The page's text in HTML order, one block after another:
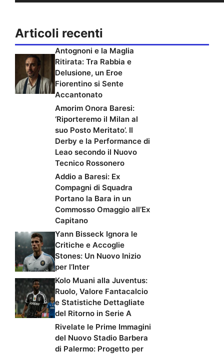
Articoli recenti
Antognoni e la Maglia
Ritirata: Tra Rabbia e
Delusione, un Eroe
Fiorentino si Sente
Accantonato
Amorim Onora Baresi:
‘Riporteremo il Milan al
suo Posto Meritato’. Il
Derby e la Performance di
Leao secondo il Nuovo
Tecnico Rossonero
Addio a Baresi: Ex
Compagni di Squadra
Portano la Bara in un
Commosso Omaggio all’Ex
Capitano
Yann Bisseck Ignora le
Critiche e Accoglie
Stones: Un Nuovo Inizio
per l’Inter
Kolo Muani alla Juventus:
Ruolo, Valore Fantacalcio
e Statistiche Dettagliate
del Ritorno in Serie A
Rivelate le Prime Immagini
del Nuovo Stadio Barbera
di Palermo: Progetto per